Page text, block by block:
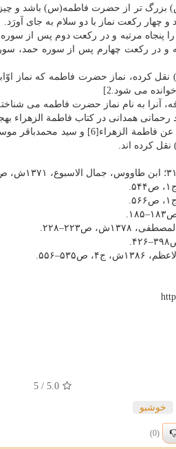
تر از حضرت فاطمه(س) باشد و چیزی
رکعت نماز با دو سلام به جای آورَد.
مرتبه و در رکعت دوم پس از سوره
و در رکعت چهارم پس از سوره حمد،
نقل کرده، نماز حضرت فاطمه که نماز
می شود.2]
به نام نماز حضرت فاطمه می
کرده اند.
5.0
/ 5
خوشبو
(0)